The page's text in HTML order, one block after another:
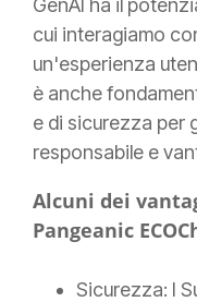
GenAI ha il
cui interagiamo
un'esperienza
è anche
e di sicurezza per
responsabile e
Alcuni dei
Pangeanic
Sicurezza: I